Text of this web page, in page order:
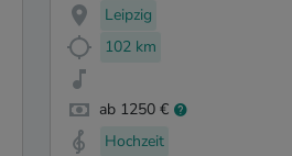
Leipzig
102 km
ab 1250 €
Hochzeit